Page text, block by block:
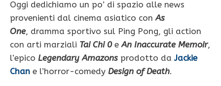
Oggi dedichiamo un po’ di spazio alle news
provenienti dal cinema asiatico conAs
One, dramma sportivo sul Ping Pong, gli action
con arti marziali Tai Chi 0eAn Inaccurate Memoir,
l’epico Legendary Amazons prodotto daJackie
Chan e l’horror-comedy Design of Death.